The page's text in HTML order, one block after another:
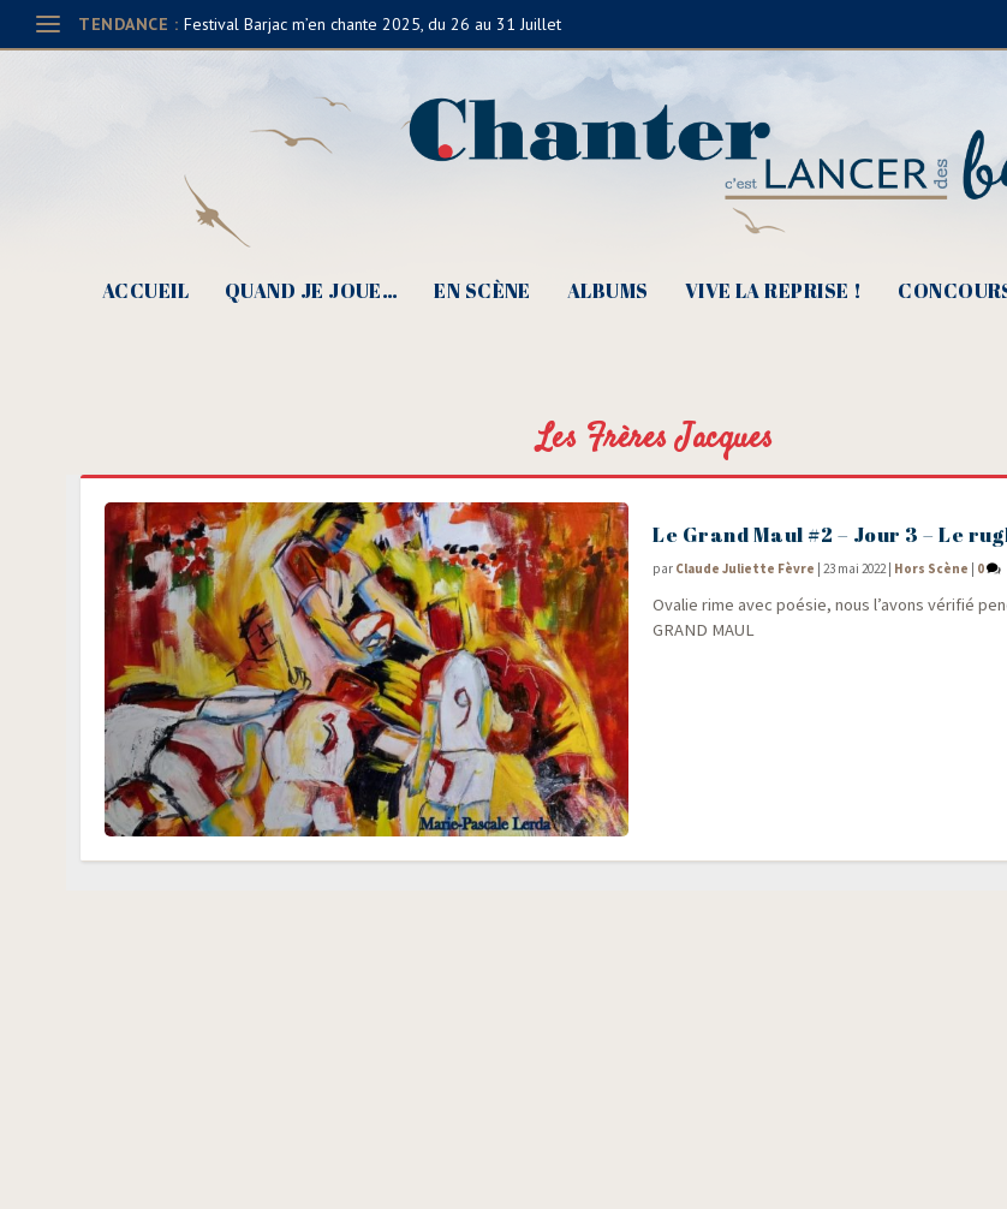
TENDANCE : Festival Barjac m’en chante 2025, du 26 au 31 Juillet
ACCUEIL QUAND JE JOUE… EN SCÈNE ALBUMS VIVE LA REPRISE !
Les Frères Jacques
Le Grand Maul #2 – Jour 3 – Le
par Claude Juliette Fèvre |23 mai 2022| Hors Scène 0
Ova­lie rime avec poé­sie, nous l’a­vons véri­fié
GRAND MAUL